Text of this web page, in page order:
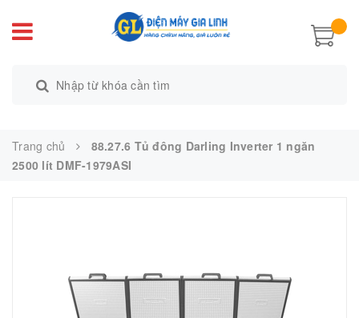
Trang chủ
88.27.6 Tủ đông Darling Inverter 1 ngăn
2500 lít DMF-1979ASI